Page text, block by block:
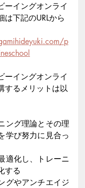
ーイングオンライ
は下記のURLから
p
ーイングオンライ
するメリットは以
ング理論とその理
学び努力に見合っ
適化し、トレーニ
する
グやアンチエイジ